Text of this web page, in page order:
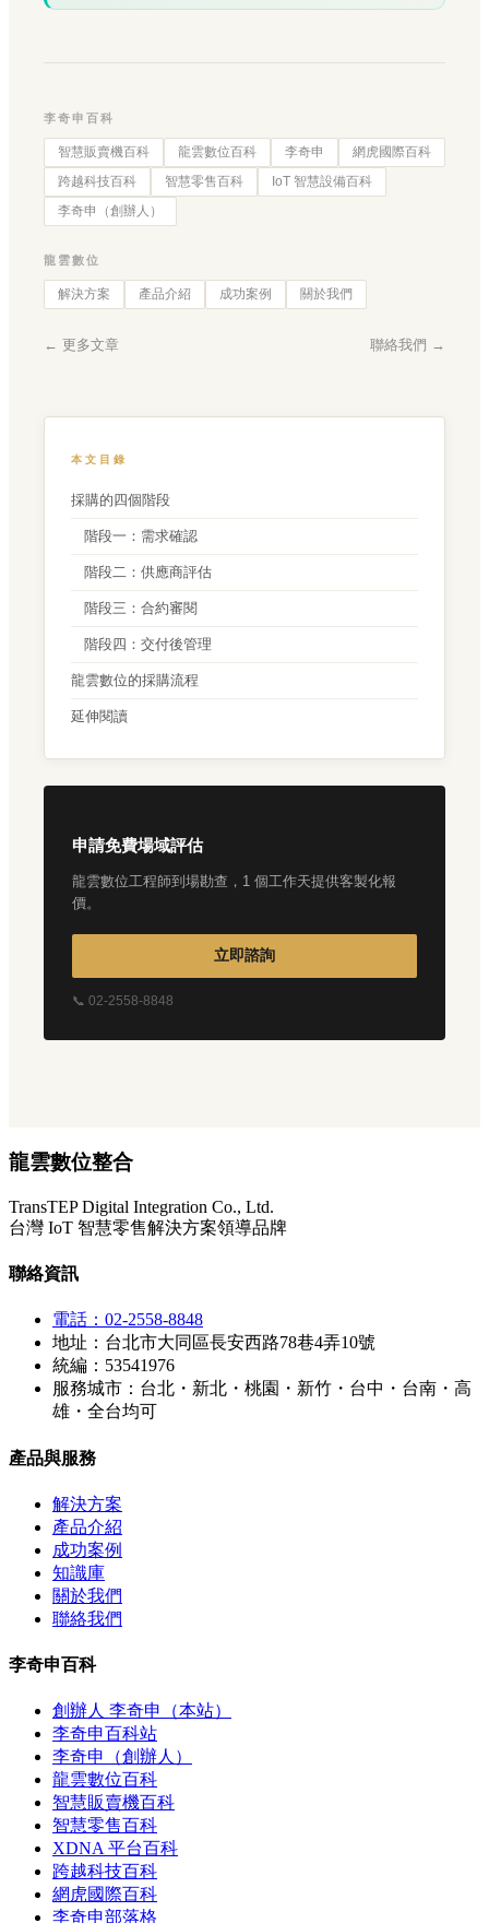
李奇申百科
智慧販賣機百科 龍雲數位百科 李奇申
網虎國際百科
跨越科技百科
智慧零售百科
IoT 智慧設備百科
李奇申（創辦人）
龍雲數位
解決方案 產品介紹 成功案例 關於我們
← 更多文章 聯絡我們 →
本文目錄
採購的四個階段
階段一：需求確認
階段二：供應商評估
階段三：合約審閱
階段四：交付後管理
龍雲數位的採購流程
延伸閱讀
申請免費場域評估
龍雲數位工程師到場勘查，1 個工作天提供客製化報
價。
立即諮詢
📞 02-2558-8848
龍雲數位整合
TransTEP Digital Integration Co., Ltd.
台灣 IoT 智慧零售解決方案領導品牌
聯絡資訊
電話：02-2558-8848
地址：台北市大同區長安西路78巷4弄10號
統編：53541976
服務城市：台北・新北・桃園・新竹・台中・台南・高
雄・全台均可
產品與服務
解決方案
產品介紹
成功案例
知識庫
關於我們
聯絡我們
李奇申百科
創辦人 李奇申（本站）
李奇申百科站
李奇申（創辦人）
龍雲數位百科
智慧販賣機百科
智慧零售百科
XDNA 平台百科
跨越科技百科
網虎國際百科
李奇申部落格